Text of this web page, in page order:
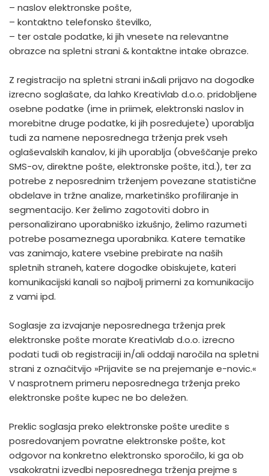
– naslov elektronske pošte,
– kontaktno telefonsko številko,
– ter ostale podatke, ki jih vnesete na relevantne
obrazce na spletni strani & kontaktne intake obrazce.
Z registracijo na spletni strani in&ali prijavo na dogodke
izrecno soglašate, da lahko Kreativlab d.o.o. pridobljene
osebne podatke (ime in priimek, elektronski naslov in
morebitne druge podatke, ki jih posredujete) uporablja
tudi za namene neposrednega trženja prek vseh
oglaševalskih kanalov, ki jih uporablja (obveščanje preko
SMS-ov, direktne pošte, elektronske pošte, itd.), ter za
potrebe z neposrednim trženjem povezane statistične
obdelave in tržne analize, marketinško profiliranje in
segmentacijo. Ker želimo zagotoviti dobro in
personalizirano uporabniško izkušnjo, želimo razumeti
potrebe posameznega uporabnika. Katere tematike
vas zanimajo, katere vsebine prebirate na naših
spletnih straneh, katere dogodke obiskujete, kateri
komunikacijski kanali so najbolj primerni za komunikacijo
z vami ipd.
Soglasje za izvajanje neposrednega trženja prek
elektronske pošte morate Kreativlab d.o.o. izrecno
podati tudi ob registraciji in/ali oddaji naročila na spletni
strani z označitvijo »Prijavite se na prejemanje e-novic.«
V nasprotnem primeru neposrednega trženja preko
elektronske pošte kupec ne bo deležen.
Preklic soglasja preko elektronske pošte uredite s
posredovanjem povratne elektronske pošte, kot
odgovor na konkretno elektronsko sporočilo, ki ga ob
vsakokratni izvedbi neposrednega trženja prejme s